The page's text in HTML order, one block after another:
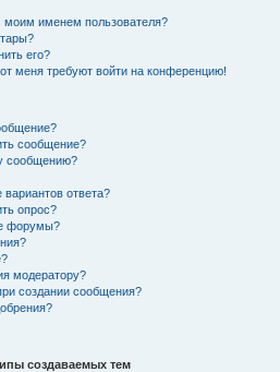
моим именем пользователя?
его?
меня требуют войти на конференцию!
сообщение?
сообщению?
ответа?
опрос?
форумы?
модератору?
создании сообщения?
создаваемых тем